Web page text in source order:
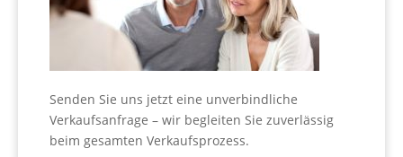
Senden Sie uns jetzt eine unverbindliche
Verkaufsanfrage – wir begleiten Sie zuverlässig
beim gesamten Verkaufsprozess.